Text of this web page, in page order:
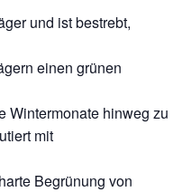
und ist bestrebt,
einen grünen
Wintermonate hinweg zu
mit
Begrünung von